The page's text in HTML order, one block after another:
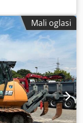
Mali oglasi